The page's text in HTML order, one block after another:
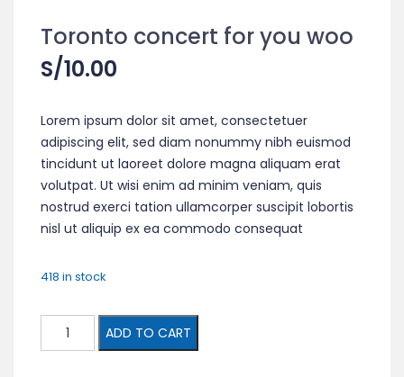
Toronto concert for you woo
S/10.00
Lorem ipsum dolor sit amet, consectetuer
adipiscing elit, sed diam nonummy nibh euismod
tincidunt ut laoreet dolore magna aliquam erat
volutpat. Ut wisi enim ad minim veniam, quis
nostrud exerci tation ullamcorper suscipit lobortis
nisl ut aliquip ex ea commodo consequat
418 in stock
ADD TO CART